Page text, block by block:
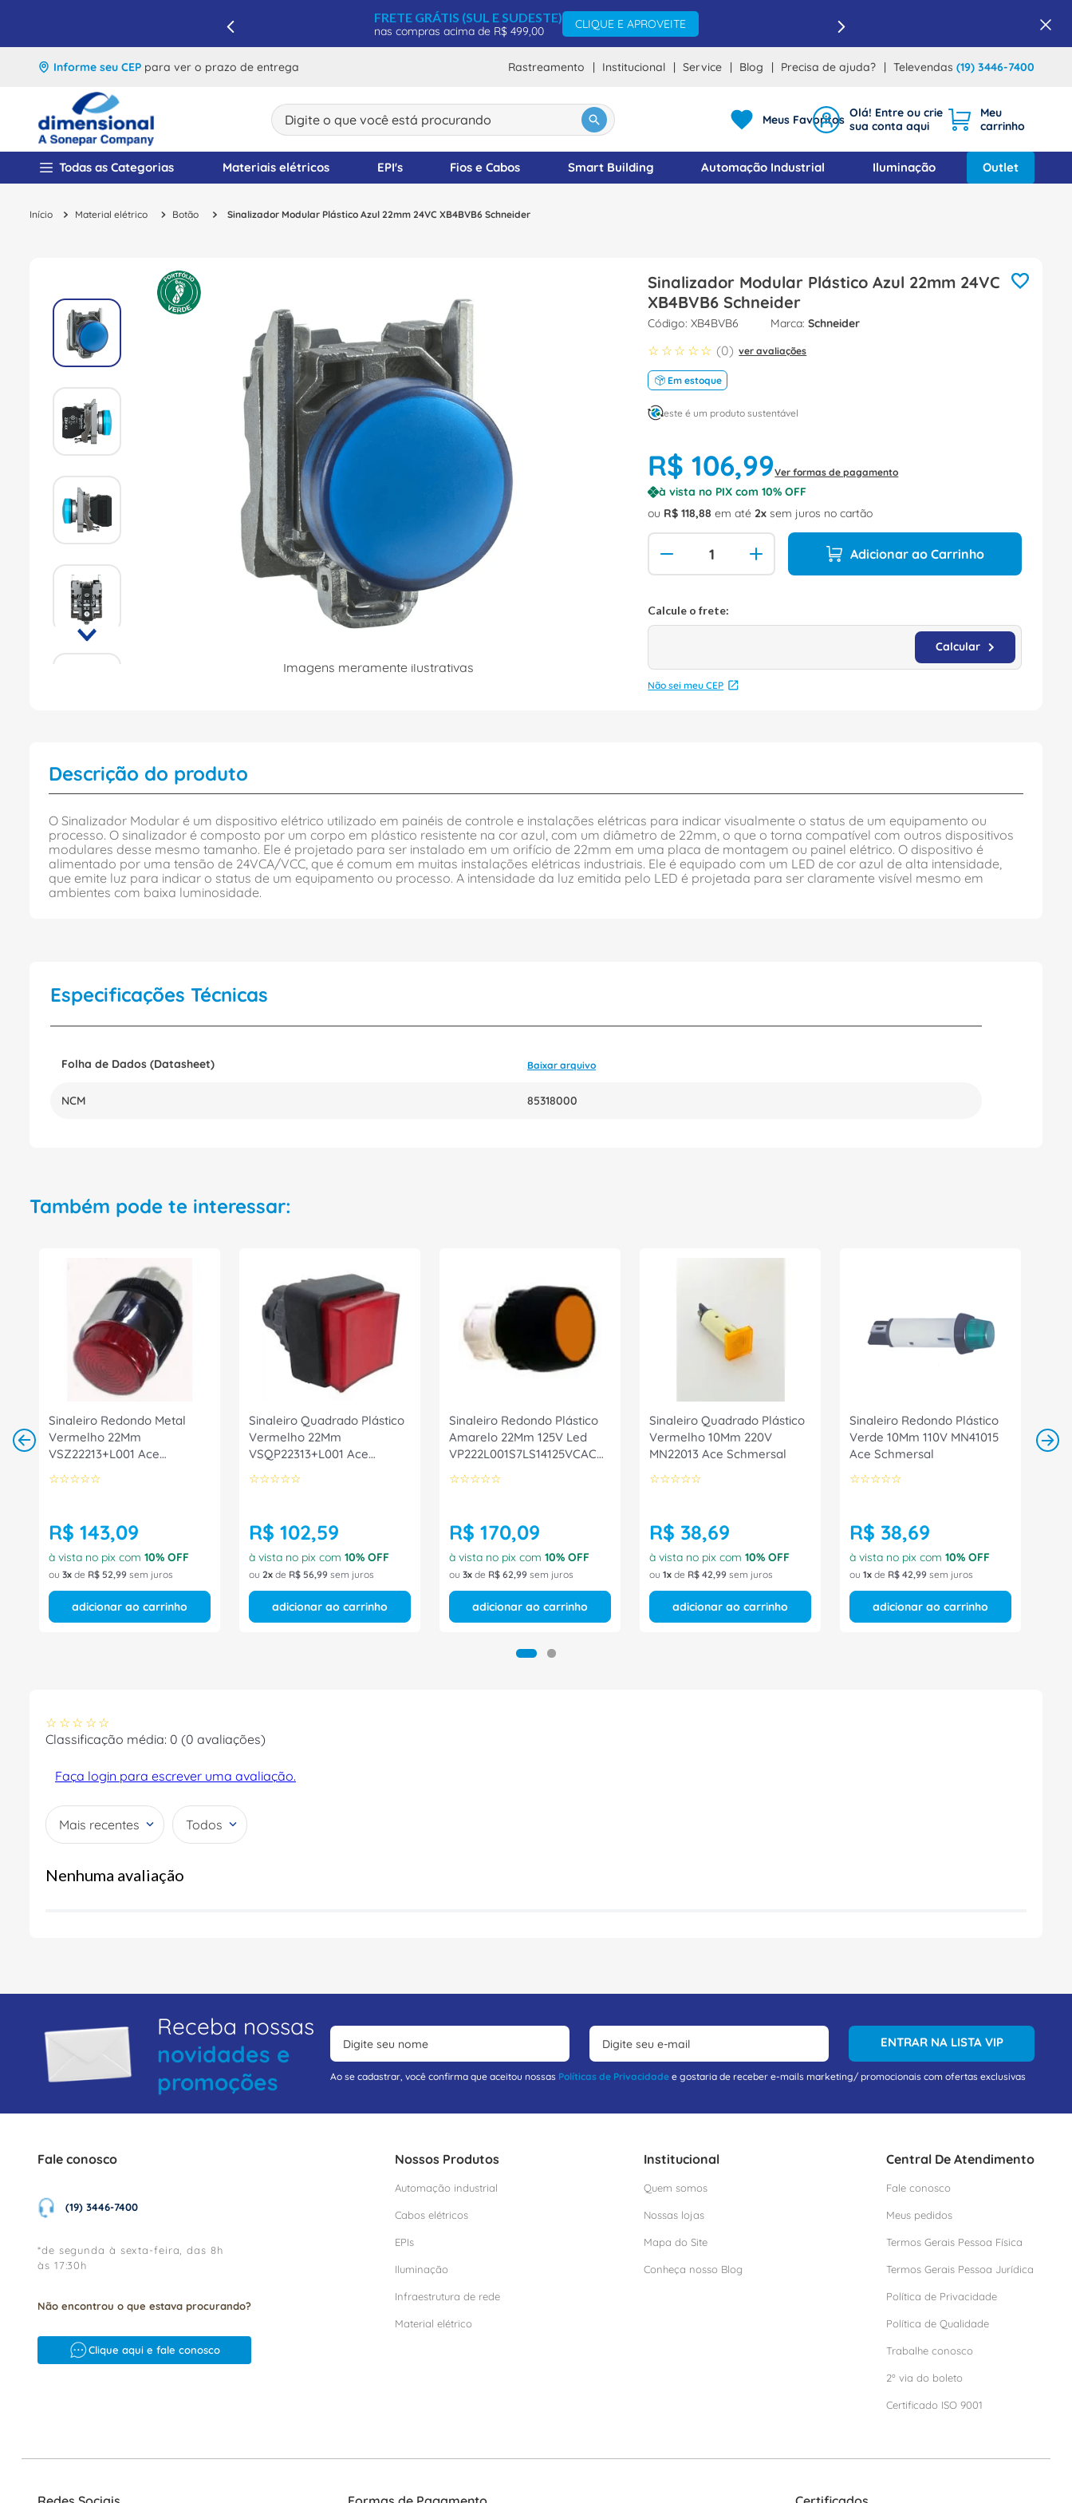
FRETE GRÁTIS (SUL E SUDESTE)
nas compras acima de R$ 499,00
CLIQUE E APROVEITE
Informe seu CEP para ver o prazo de entrega Rastreamento Institucional Service Blog Precisa de ajuda? Televendas (19) 3446-7400
Digite o que você está procurando
Meus Favoritos
Todas as Categorias Materiais elétricos EPI's Fios e Cabos Smart Building Automação Industrial Iluminação Outlet
Material elétrico Botão Sinalizador Modular Plástico Azul 22mm 24VC XB4BVB6 Schneider
Imagens meramente ilustrativas
Sinalizador Modular Plástico Azul 22mm 24VC
XB4BVB6 Schneider
: XB4BVB6 Schneider
☆ ☆ ☆ ☆ ☆ (0) ver avaliações
Em estoque
este é um produto sustentável
R$ 106,99Ver formas de pagamento
à vista no PIX com10% OFF
ou R$ 118,88 em até 2 sem juros no cartão
Adicionar ao Carrinho
Não sei meu CEP
Descrição do produto
O Sinalizador Modular é um dispositivo elétrico utilizado em painéis de controle e instalações elétricas para indicar visualmente o status de um equipamento ou
processo. O sinalizador é composto por um corpo em plástico resistente na cor azul, com um diâmetro de 22mm, o que o torna compatível com outros dispositivos
modulares desse mesmo tamanho. Ele é projetado para ser instalado em um orifício de 22mm em uma placa de montagem ou painel elétrico. O dispositivo é
alimentado por uma tensão de 24VCA/VCC, que é comum em muitas instalações elétricas industriais. Ele é equipado com um LED de cor azul de alta intensidade,
que emite luz para indicar o status de um equipamento ou processo. A intensidade da luz emitida pelo LED é projetada para ser claramente visível mesmo em
ambientes com baixa luminosidade.
Especificações Técnicas
Folha de Dados (Datasheet) Baixar arquivo
NCM 85318000
Também pode te interessar:
Sinaleiro Redondo Metal
Vermelho 22Mm
VSZ22213+L001 Ace
Schmersal
☆☆☆☆☆
R$ 143,09
à vista no pix com 10% OFF
ou 3 de R$ 52,99 sem juros
adicionar ao carrinho
Sinaleiro Quadrado Plástico
Vermelho 22Mm
VSQP22313+L001 Ace
Schmersal
☆☆☆☆☆
R$ 102,59
à vista no pix com 10% OFF
ou 2 de R$ 56,99 sem juros
adicionar ao carrinho
Sinaleiro Redondo Plástico
Amarelo 22Mm 125V Led
VP222L001S7LS14125VCACC
Ace Schmersal
☆☆☆☆☆
R$ 170,09
à vista no pix com 10% OFF
ou 3 de R$ 62,99 sem juros
adicionar ao carrinho
Sinaleiro Quadrado Plástico
Vermelho 10Mm 220V
MN22013 Ace Schmersal
☆☆☆☆☆
R$ 38,69
à vista no pix com 10% OFF
ou 1 de R$ 42,99 sem juros
adicionar ao carrinho
Sinaleiro Redondo Plástico
Verde 10Mm 110V MN41015
Ace Schmersal
☆☆☆☆☆
R$ 38,69
à vista no pix com 10% OFF
ou 1 de R$ 42,99 sem juros
adicionar ao carrinho
☆ ☆ ☆ ☆ ☆
Classificação média: 0 (0 avaliações)
Faça login para escrever uma avaliação.
Mais recentes Todos
Nenhuma avaliação
Receba nossas
novidades e
promoções
ENTRAR NA LISTA VIP
Ao se cadastrar, você confirma que aceitou nossas Políticas de Privacidade e gostaria de receber e-mails marketing/ promocionais com ofertas exclusivas
Fale conosco
(19) 3446-7400
*de segunda à sexta-feira, das 8h
às 17:30h
Não encontrou o que estava procurando?
Clique aqui e fale conosco
Nossos Produtos
Automação industrial
Cabos elétricos
EPIs
Iluminação
Infraestrutura de rede
Material elétrico
Institucional
Quem somos
Nossas lojas
Mapa do Site
Conheça nosso Blog
Central De Atendimento
Fale conosco
Meus pedidos
Termos Gerais Pessoa Física
Termos Gerais Pessoa Jurídica
Política de Privacidade
Política de Qualidade
Trabalhe conosco
2º via do boleto
Certificado ISO 9001
1º disjuntor
2º cabo flexivel
barramento
dps
8º fita isolante
9 caixa passagem
10 miluz